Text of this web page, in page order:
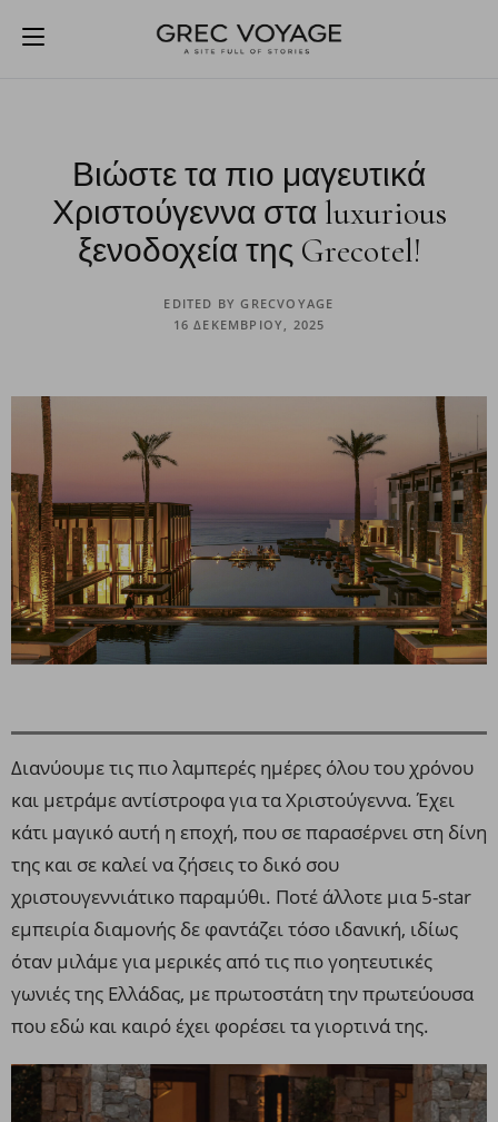
Βιώστε τα πιο μαγευτικά
Χριστούγεννα στα luxurious
ξενοδοχεία της Grecotel!
EDITED BY GRECVOYAGE
16 ΔΕΚΕΜΒΡΊΟΥ, 2025
Διανύουμε τις πιο λαμπερές ημέρες όλου του χρόνου
και μετράμε αντίστροφα για τα Χριστούγεννα. Έχει
κάτι μαγικό αυτή η εποχή, που σε παρασέρνει στη δίνη
της και σε καλεί να ζήσεις το δικό σου
χριστουγεννιάτικο παραμύθι. Ποτέ άλλοτε μια 5-star
εμπειρία διαμονής δε φαντάζει τόσο ιδανική, ιδίως
όταν μιλάμε για μερικές από τις πιο γοητευτικές
γωνιές της Ελλάδας, με πρωτοστάτη την πρωτεύουσα
που εδώ και καιρό έχει φορέσει τα γιορτινά της.